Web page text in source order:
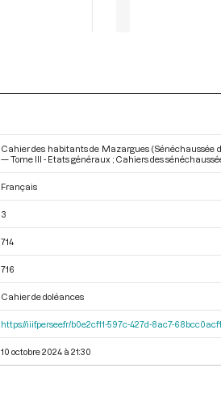
Cahier des habitants de Mazargues (Sénéchaussée
— Tome III - Etats généraux ; Cahiers des
Français
3
714
716
Cahier de doléances
https://iiif.persee.fr/b0e2cf11-597c-427d-8ac7-
10 octobre 2024 à 21:30